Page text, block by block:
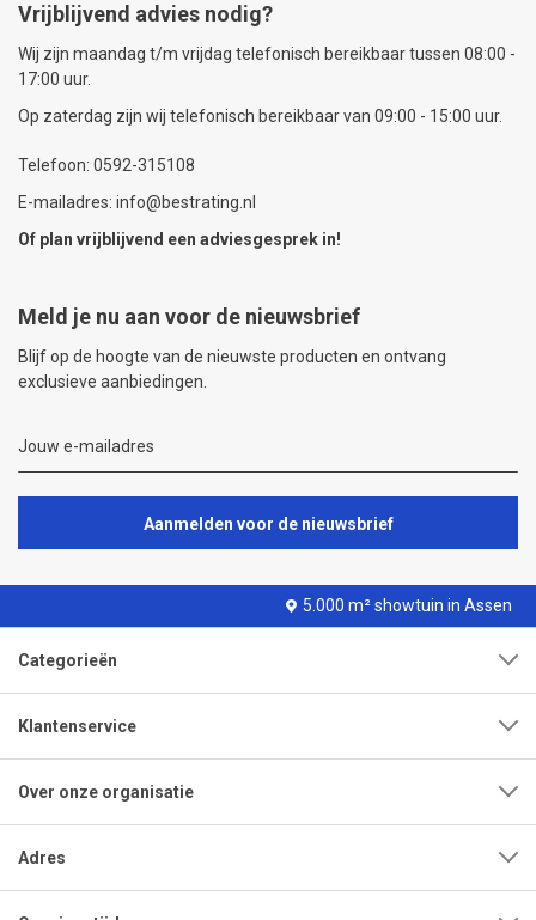
Vrijblijvend advies nodig?
Wij zijn maandag t/m vrijdag telefonisch bereikbaar tussen 08:00 -
17:00 uur.
Op zaterdag zijn wij telefonisch bereikbaar van 09:00 - 15:00 uur.
Telefoon: 0592-315108
E-mailadres: info@bestrating.nl
Of plan vrijblijvend een adviesgesprek in!
Meld je nu aan voor de nieuwsbrief
Blijf op de hoogte van de nieuwste producten en ontvang
exclusieve aanbiedingen.
Aanmelden voor de nieuwsbrief
5.000 m² showtuin in Assen
Categorieën
Klantenservice
Over onze organisatie
Adres